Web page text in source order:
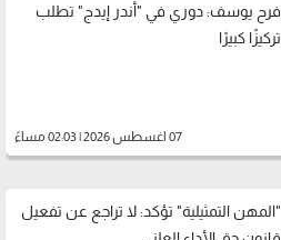
فرح يوسف: دوري في "أندر إيدج" تطلب
تركيزًا كبيرًا
07 اغسطس 2026 | 02:03 مساءً
"المهن التمثيلية" تؤكد: لا تراجع عن تفعيل